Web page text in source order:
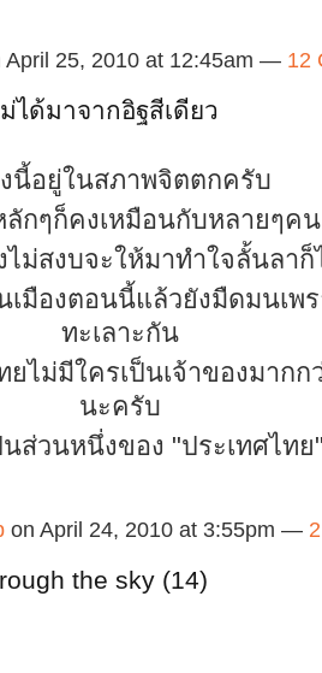
April 25, 2010 at 12:45am — 12
ได้มาจากอิฐสีเดียว
นี้อยู่ในสภาพจิตตกครับ
ลักๆก็คงเหมือนกับหลายๆคน
ไม่สงบจะให้มาทำใจลั้นลาก็
มืองตอนนี้แล้วยังมืดมนเพ
ทะเลาะกัน
ยไม่มีใครเป็นเจ้าของมาก
นะครับ
ส่วนหนึ่งของ "ประเทศไท
on April 24, 2010 at 3:55pm —
the sky (14)